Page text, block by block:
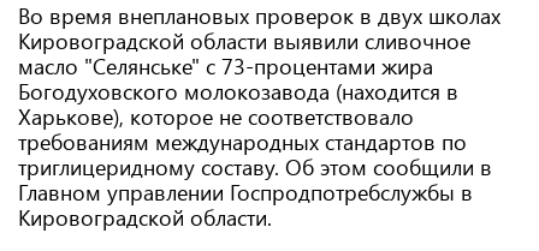
Во время внеплановых проверок в двух школах
Кировоградской области выявили сливочное
масло "Селянське" с 73-процентами жира
Богодуховского молокозавода (находится в
Харькове), которое не соответствовало
требованиям международных стандартов по
триглицеридному составу. Об этом сообщили в
Главном управлении Госпродпотребслужбы в
Кировоградской области.